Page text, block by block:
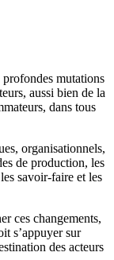
mutations
aussi bien de la
dans tous
organisationnels,
de production, les
savoir-faire et les
ces changements,
s’appuyer sur
des acteurs